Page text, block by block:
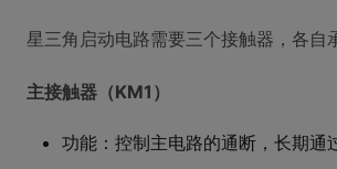
星三角启动电路需要三个接触器，各自
主接触器（KM1）
功能：控制主电路的通断，长期通